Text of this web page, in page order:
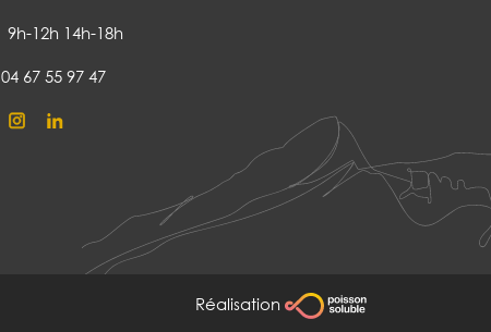
9h-12h 14h-18h
04 67 55 97 47
Réalisation